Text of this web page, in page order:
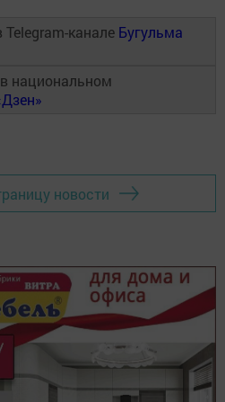
канале Бугульма
национальном
новости